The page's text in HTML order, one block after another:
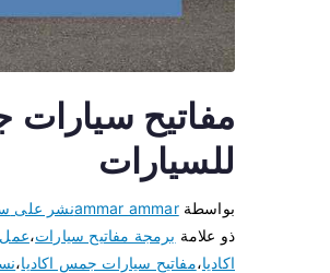
للسيارات
بواسطةammar ammarنشر على
ذو علامة برمجة مفاتيح سيارات،عمل
اكاديا،مفاتيح سيارات جمس اكاديا،